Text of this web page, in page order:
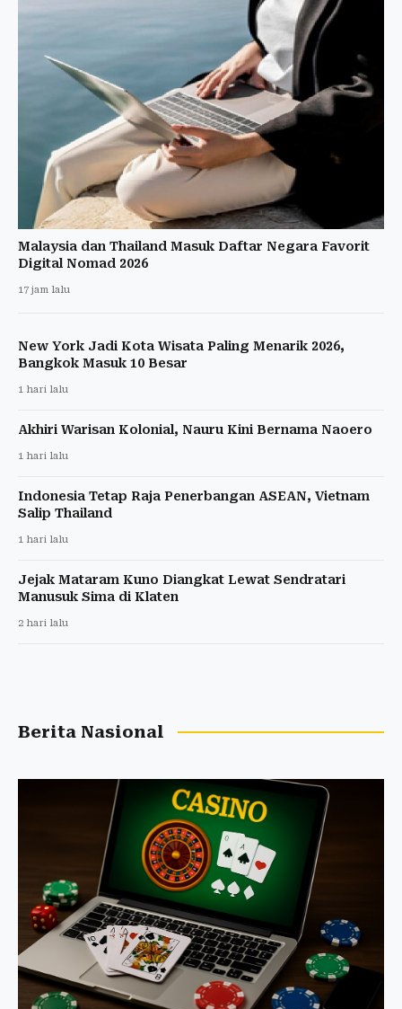
Malaysia dan Thailand Masuk Daftar Negara Favorit
Digital Nomad 2026
17 jam lalu
New York Jadi Kota Wisata Paling Menarik 2026,
Bangkok Masuk 10 Besar
1 hari lalu
Akhiri Warisan Kolonial, Nauru Kini Bernama Naoero
1 hari lalu
Indonesia Tetap Raja Penerbangan ASEAN, Vietnam
Salip Thailand
1 hari lalu
Jejak Mataram Kuno Diangkat Lewat Sendratari
Manusuk Sima di Klaten
2 hari lalu
Berita Nasional